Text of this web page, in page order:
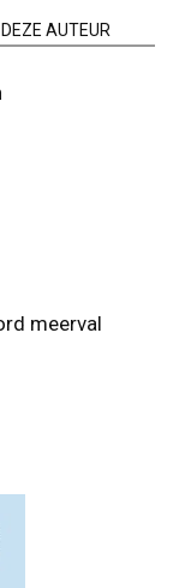
AUTEUR
meerval